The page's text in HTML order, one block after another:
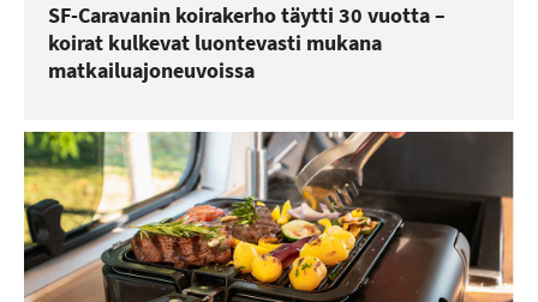
SF-Caravanin koirakerho täytti 30 vuotta –
koirat kulkevat luontevasti mukana
matkailuajoneuvoissa